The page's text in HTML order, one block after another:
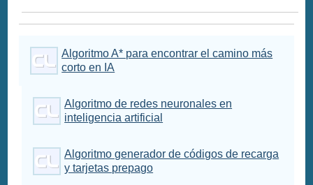
Algoritmo A* para encontrar el camino más
corto en IA
Algoritmo de redes neuronales en
inteligencia artificial
Algoritmo generador de códigos de recarga
y tarjetas prepago